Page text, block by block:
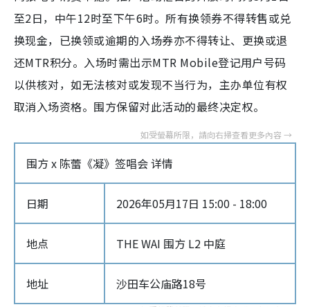
至2日，中午12时至下午6时。所有换领券不得转售或兑
换现金，已换领或逾期的入场券亦不得转让、更换或退
还MTR积分。入场时需出示MTR Mobile登记用户号码
以供核对，如无法核对或发现不当行为，主办单位有权
取消入场资格。围方保留对此活动的最终决定权。
围方 x 陈蕾《凝》签唱会 详情
日期 2026年05月17日 15:00 - 18:00
地点 THE WAI 围方 L2 中庭
地址 沙田车公庙路18号